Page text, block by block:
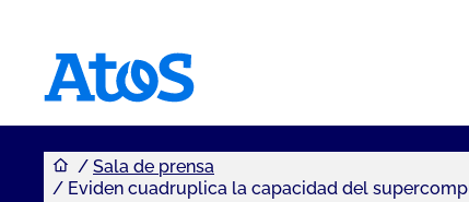
Usted se encuentra aquí
Sala de prensa
Eviden cuadruplica la capacidad del